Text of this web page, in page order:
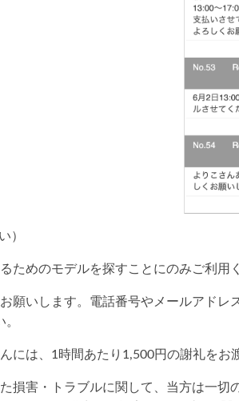
）
ためのモデルを探すことにのみご利用
願いします。電話番号やメールアド
には、1時間あたり1,500円の謝礼をお
損害・トラブルに関して、当方は一